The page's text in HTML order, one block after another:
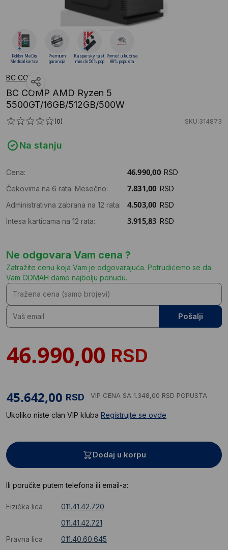
BC COMP
BC COMP AMD Ryzen 5
5500GT/16GB/512GB/500W
(0) SKU:314873
Na stanju
Cena:
RSD
Čekovima na 6 rata. Mesečno:
RSD
Administrativna zabrana na 12 rata:
RSD
Intesa karticama na 12 rata:
RSD
Ne odgovara Vam cena ?
Zatražite cenu koja Vam je odgovarajuća. Potrudićemo se da
Vam ODMAH damo najbolju ponudu.
Pošalji
RSD
RSD VIP CENA SA 1.348,00 RSD POPUSTA
Ukoliko niste clan VIP kluba Registrujte se ovde
Dodaj u korpu
Ili poručite putem telefona ili email-a:
Fizička lica
011.41.42.720
011.41.42.721
Pravna lica
011.40.60.645
Poklon MeDis
Medical kartica
Premium
garancija
Kaspersky tast.
mis do 50% pop
Pomoć u kući sa
88% popusta